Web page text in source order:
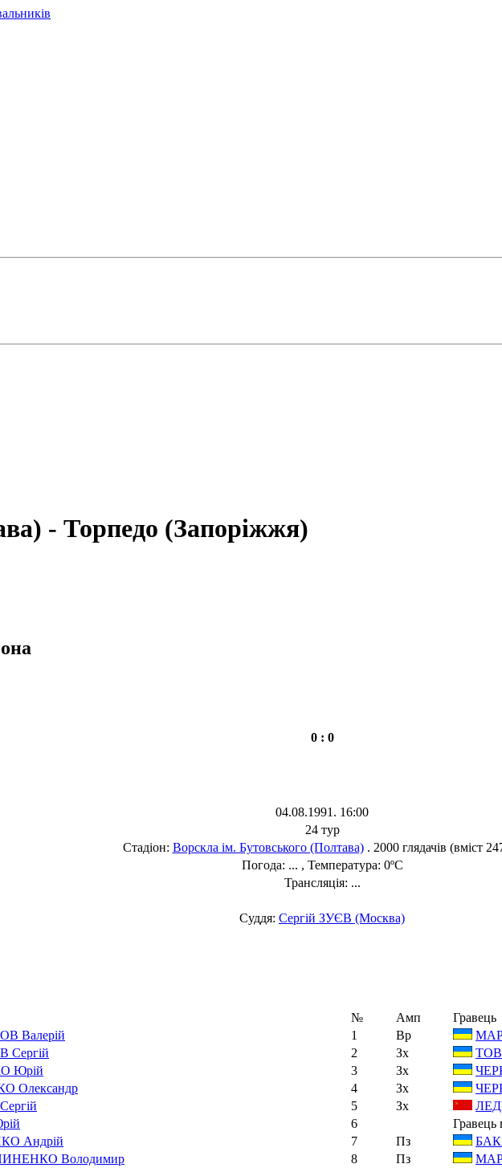
- Торпедо (Запоріжжя)
0 : 0
04.08.1991. 16:00
24 тур
Стадіон: Ворскла ім. Бутовського (Полтава). 2000 глядачів (вміст
Погода: ... , Температура: 0ºC
Трансляція: ...
Суддя: Сергій ЗУЄВ (Москва)
№ Амп
Гравець
Валерій 1 Вр
Сергій 2 Зх
Юрій 3 Зх
Олександр 4 Зх
5 Зх
6
Гравець
Андрій 7 Пз
Володимир 8 Пз